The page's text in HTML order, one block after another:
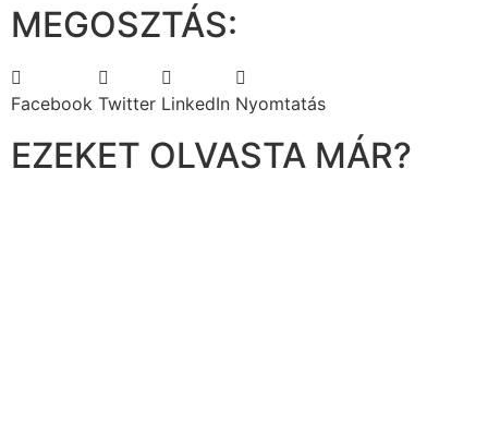
MEGOSZTÁS:
Facebook Twitter LinkedIn Nyomtatás
EZEKET OLVASTA MÁR?